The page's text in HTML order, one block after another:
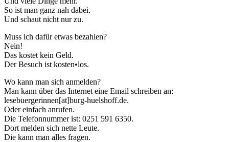
So ist man ganz nah dabei.
Und schaut nicht nur zu.
Muss ich dafür etwas bezahlen?
Nein!
Das kostet kein Geld.
Der Besuch ist kosten•los.
Wo kann man sich anmelden?
Man kann über das Internet eine Email schreiben an:
lesebuergerinnen[at]burg-huelshoff.de.
Oder einfach anrufen.
Die Telefonnummer ist: 0251 591 6350.
Dort melden sich nette Leute.
Die kann man alles fragen.